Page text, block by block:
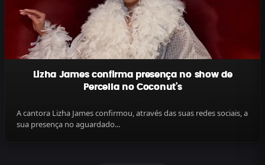
Lizha James confirma presença no show de
Percella no Coconut’s
A cantora Lizha James confirmou, através das suas redes sociais, a
sua presença no aguardado...